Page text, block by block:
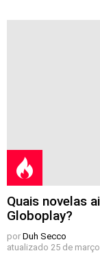
Quais novelas
Globoplay?
por Duh Secco
atualizado 25 de